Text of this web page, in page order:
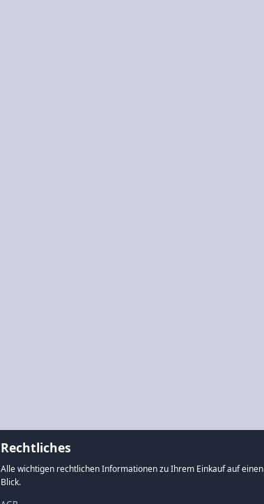
Rechtliches
Alle wichtigen rechtlichen Informationen zu Ihrem Einkauf auf einen
Blick.